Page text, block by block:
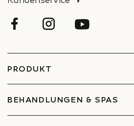
PRODUKT
Gesicht
Körper
Sets
BEHANDLUNGEN & SPAS
Behandlungen reservieren